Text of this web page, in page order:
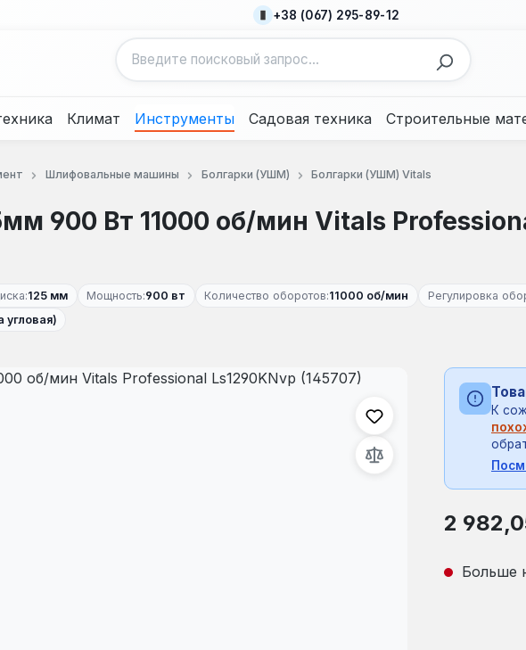
+38 (067) 295-89-12
Климат Инструменты Садовая техника Строительные
Шлифовальные машины Болгарки (УШМ) Болгарки (УШМ) Vitals
900 Вт 11000 об/мин Vitals
125 мм Мощность:900 вт Количество оборотов:11000 об/мин Регулировка
угловая)
К
Обычная
2
Больше